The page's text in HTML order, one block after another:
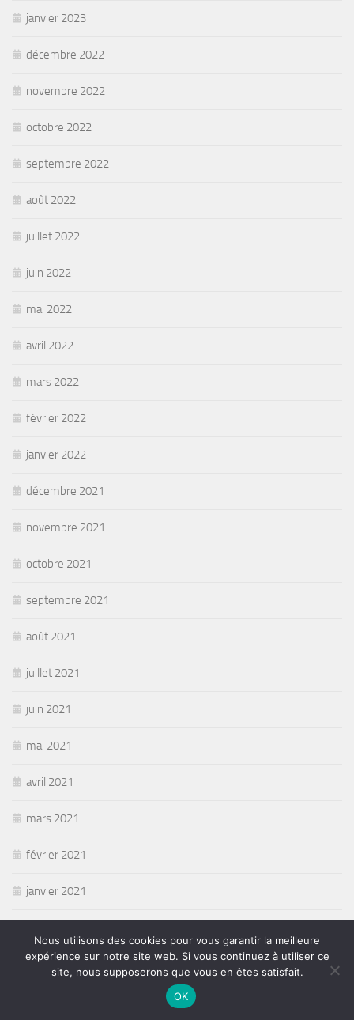
janvier 2023
décembre 2022
novembre 2022
octobre 2022
septembre 2022
août 2022
juillet 2022
juin 2022
mai 2022
avril 2022
mars 2022
février 2022
janvier 2022
décembre 2021
novembre 2021
octobre 2021
septembre 2021
août 2021
juillet 2021
juin 2021
mai 2021
avril 2021
mars 2021
février 2021
janvier 2021
novembre 2020
Nous utilisons des cookies pour vous garantir la meilleure
expérience sur notre site web. Si vous continuez à utiliser ce
site, nous supposerons que vous en êtes satisfait.
OK